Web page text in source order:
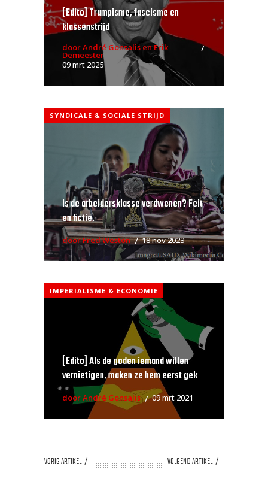
[Edito] Trumpisme, fascisme en
klassenstrijd
door André Gonsalis en Erik
Demeester
09 mrt 2025
SYNDICALE & SOCIALE STRIJD
Is de arbeidersklasse verdwenen? Feit
en fictie.
door Fred Weston 18 nov 2023
IMPERIALISME & ECONOMIE
[Edito] Als de goden iemand willen
vernietigen, maken ze hem eerst gek
door André Gonsalis 09 mrt 2021
VORIG ARTIKEL
VOLGEND ARTIKEL